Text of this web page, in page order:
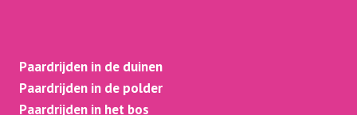
Paardrijden in de duinen
Paardrijden in de polder
Paardrijden in het bos